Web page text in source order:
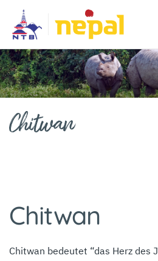
Chitwan
Chitwan
Chitwan bedeutet “das Herz des